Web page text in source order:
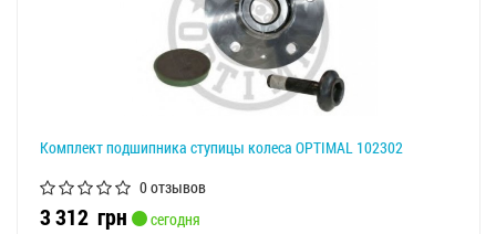
Комплект подшипника ступицы колеса OPTIMAL 102302
0 отзывов
3 312 грн
сегодня